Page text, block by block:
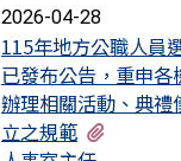
2026-04-28
115年地方公職人員
已發布公告，重申各
辦理相關活動、典禮
立之規範